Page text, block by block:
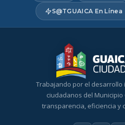
S@TGUAICA En Línea
Trabajando por el desarrollo
ciudadanos del Municipio
transparencia, eficiencia y